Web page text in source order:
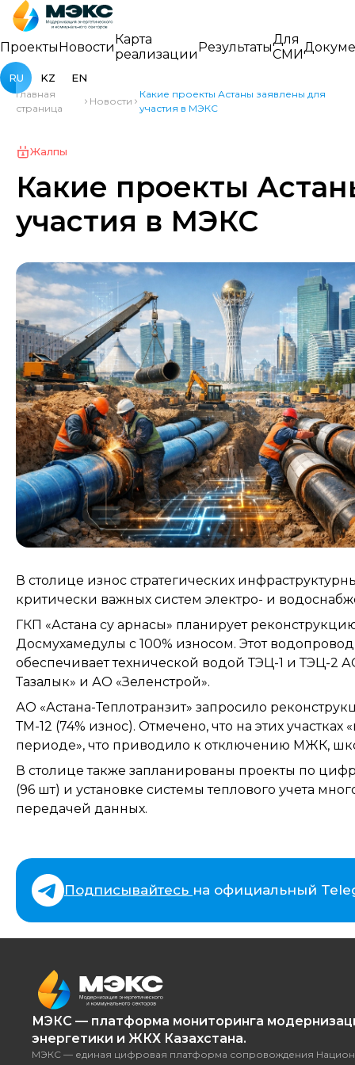
ПроектыНовостиКарта
реализацииРезультатыДля
СМИ
RU KZ EN
Главная
страница
Новости
Какие проекты Астаны заявлены для
участия в МЭКС
Жалпы
Какие проекты
участия в МЭКС
В столице износ стратегических
критически важных систем электро- и
ГКП «Астана су арнасы» планирует
Досмухамедулы с 100% износом. Этот
обеспечивает технической водой ТЭЦ-1 и ТЭЦ-2
Тазалык» и АО «Зеленстрой».
АО «Астана-Теплотранзит» запросило
ТМ-12 (74% износ). Отмечено, что на этих
периоде», что приводило к отключению МЖК,
В столице также запланированы проекты по
(96 шт) и установке системы теплового учета
передачей данных.
Подписывайтесь на официальный
МЭКС — платформа мониторинга
энергетики и ЖКХ Казахстана.
МЭКС — единая цифровая платформа сопровождения